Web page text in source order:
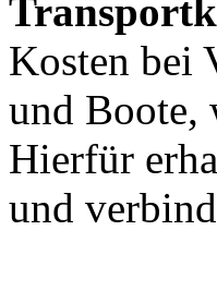
Kosten bei
und Boote,
Hierfür
und